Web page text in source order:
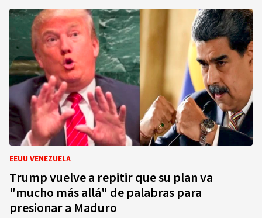
EEUU VENEZUELA
Trump vuelve a repitir que su plan va
"mucho más allá" de palabras para
presionar a Maduro